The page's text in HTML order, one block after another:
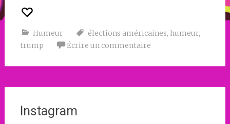
Humeur élections américaines, humeur,
trump
Écrire un commentaire
Instagram